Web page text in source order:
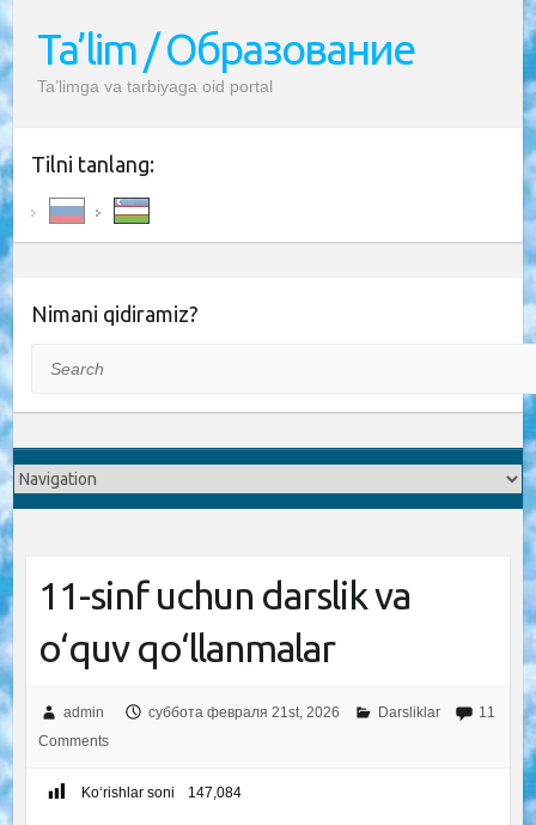
Ta’lim / Образование
Ta’limga va tarbiyaga oid portal
Tilni tanlang:
Nimani qidiramiz?
11-sinf uchun darslik va
o‘quv qo‘llanmalar
admin суббота февраля 21st, 2026 Darsliklar
11
Comments
Ko‘rishlar soni 147,084